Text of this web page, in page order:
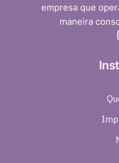
empresa que
maneira